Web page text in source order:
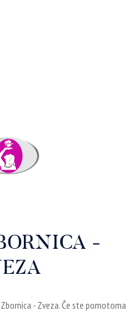
-
- Zveza. Če ste pomotoma